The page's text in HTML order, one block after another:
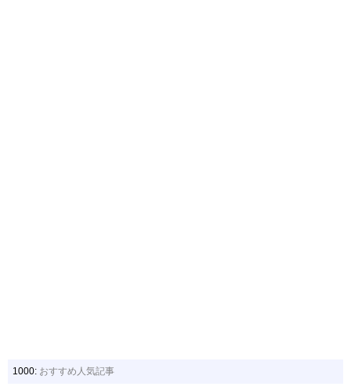
1000: おすすめ人気記事